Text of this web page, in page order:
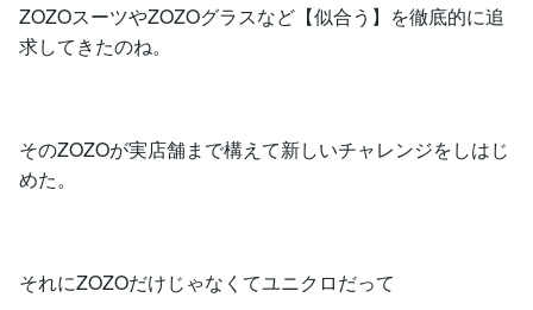
ZOZOスーツやZOZOグラスなど【似合う】を徹底的に追
求してきたのね。
そのZOZOが実店舗まで構えて新しいチャレンジをしはじ
めた。
それにZOZOだけじゃなくてユニクロだって